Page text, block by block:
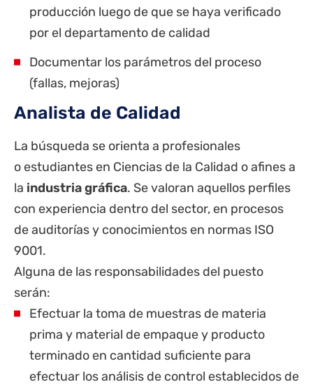
producción luego de que se haya verificado
por el departamento de calidad
Documentar los parámetros del proceso
(fallas, mejoras)
Analista de Calidad
La búsqueda se orienta a profesionales
o estudiantes en Ciencias de la Calidad o afines a
la industria gráfica. Se valoran aquellos perfiles
con experiencia dentro del sector, en procesos
de auditorías y conocimientos en normas ISO
9001.
Alguna de las responsabilidades del puesto
serán:
Efectuar la toma de muestras de materia
prima y material de empaque y producto
terminado en cantidad suficiente para
efectuar los análisis de control establecidos de